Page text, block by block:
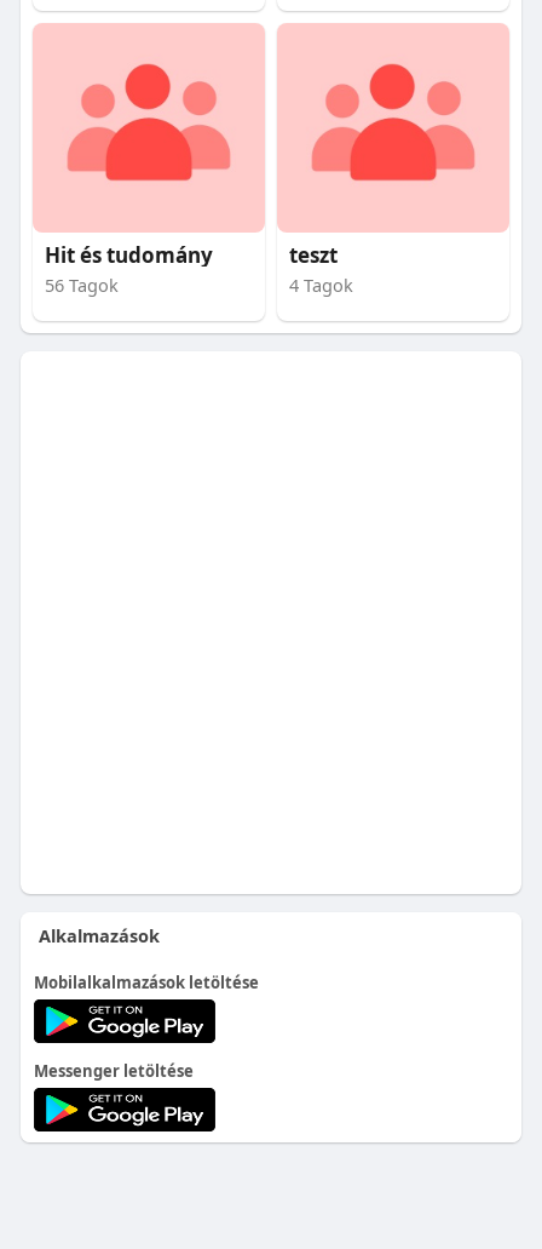
Hit és tudomány
56 Tagok
teszt
4 Tagok
Alkalmazások
Mobilalkalmazások letöltése
Messenger letöltése